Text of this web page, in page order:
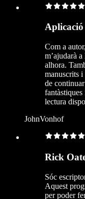
Com a
m’ajudarà
alhora.
manuscrits i
de
fantàstiques
lectura
JohnVonhof
Rick
Sóc
Aquest
per poder